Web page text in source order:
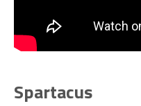
Spartacus